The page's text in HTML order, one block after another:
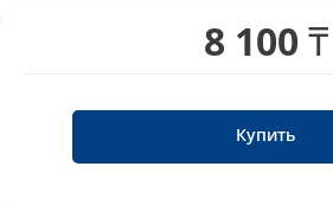
8 100 ₸
Купить